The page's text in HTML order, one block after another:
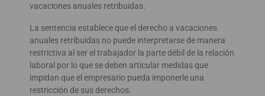
vacaciones anuales retribuidas.
La sentencia establece que el derecho a vacaciones
anuales retribuidas no puede interpretarse de manera
restrictiva al ser el trabajador la parte débil de la relación
laboral por lo que se deben articular medidas que
impidan que el empresario pueda imponerle una
restricción de sus derechos.